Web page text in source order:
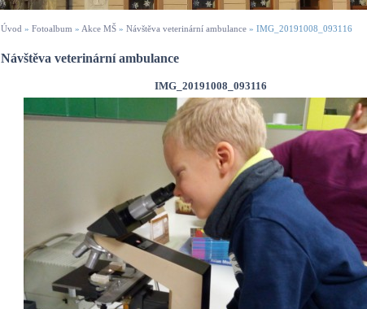
Úvod » Fotoalbum » Akce MŠ » Návštěva veterinární ambulance » IMG_20191008_093116
Návštěva veterinární ambulance
IMG_20191008_093116